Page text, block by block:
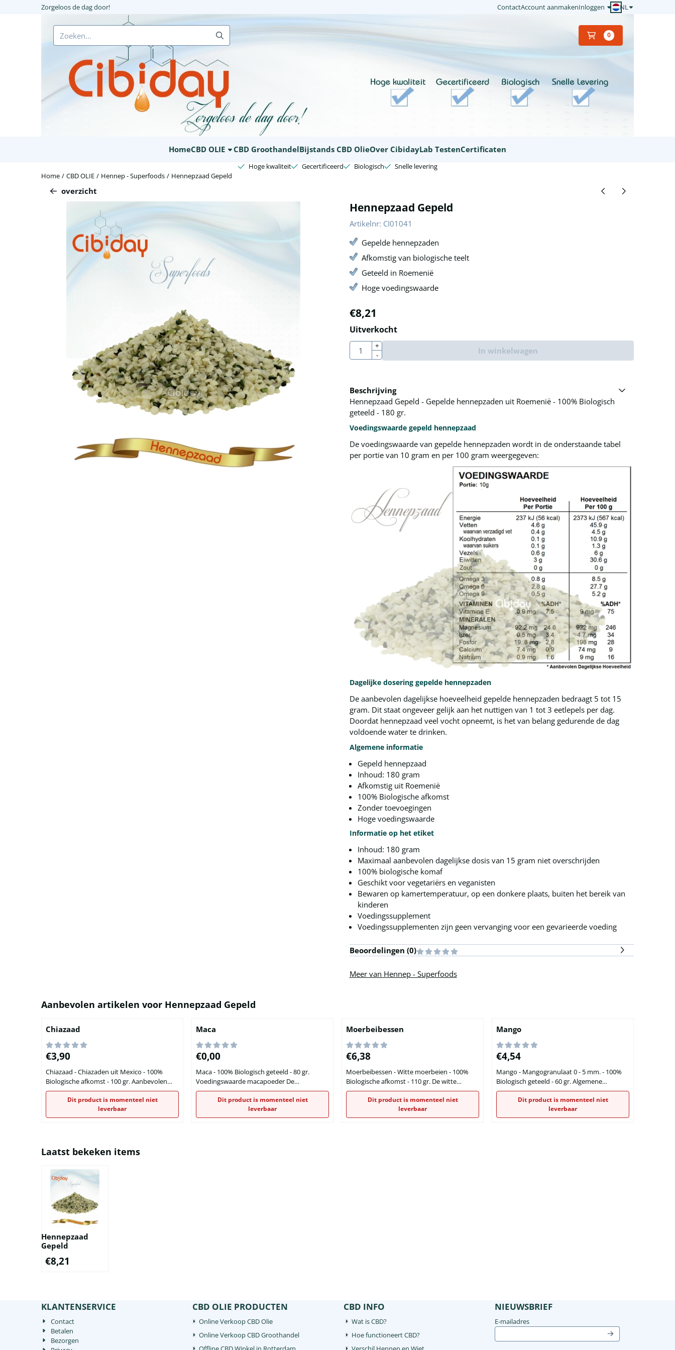
Cookievoorkeuren zijn beschikbaar. Kies instellingen of sta alle cookies toe.
Zorgeloos de dag door! ContactAccount aanmakenInloggen NL
Zoeken 0
HomeCBD OLIE CBD GroothandelBijstands CBD OlieOver CibidayLab TestenCertificaten
Hoge kwaliteit Gecertificeerd Biologisch
Snelle levering
Home / CBD OLIE / Hennep - Superfoods / Hennepzaad Gepeld
overzicht
Hennepzaad Gepeld
Artikelnr: CI01041
Gepelde hennepzaden
Afkomstig van biologische teelt
Geteeld in Roemenië
Hoge voedingswaarde
€8,21
Uitverkocht
Aantal
+
-
In winkelwagen
Beschrijving
Hennepzaad Gepeld - Gepelde hennepzaden uit Roemenië - 100% Biologisch
geteeld - 180 gr.
Voedingswaarde gepeld hennepzaad
De voedingswaarde van gepelde hennepzaden wordt in de onderstaande tabel
per portie van 10 gram en per 100 gram weergegeven:
Dagelijke dosering gepelde hennepzaden
De aanbevolen dagelijkse hoeveelheid gepelde hennepzaden bedraagt 5 tot 15
gram. Dit staat ongeveer gelijk aan het nuttigen van 1 tot 3 eetlepels per dag.
Doordat hennepzaad veel vocht opneemt, is het van belang gedurende de dag
voldoende water te drinken.
Algemene informatie
Gepeld hennepzaad
Inhoud: 180 gram
Afkomstig uit Roemenië
100% Biologische afkomst
Zonder toevoegingen
Hoge voedingswaarde
Informatie op het etiket
Inhoud: 180 gram
Maximaal aanbevolen dagelijkse dosis van 15 gram niet overschrijden
100% biologische komaf
Geschikt voor vegetariërs en veganisten
Bewaren op kamertemperatuur, op een donkere plaats, buiten het bereik van
kinderen
Voedingssupplement
Voedingssupplementen zijn geen vervanging voor een gevarieerde voeding
Beoordelingen (0)
Meer van Hennep - Superfoods
Aanbevolen artikelen voor Hennepzaad Gepeld
Chiazaad
Prijs: 3,90
€3,90
Chiazaad - Chiazaden uit Mexico - 100%
Biologische afkomst - 100 gr. Aanbevolen
hoeveelheid per dag Aanbevolen wordt om
per dag 5 tot 15 gram chiazaad te nuttigen.
Dit komt ongeveer overeen met 1 tot 3
eetlepels per dag. Algemene gegevens
Dit product is momenteel niet
leverbaar
Maca
Prijs: 0,00
€0,00
Maca - 100% Biologisch geteeld - 80 gr.
Voedingswaarde macapoeder De
voedingswaarde van maca wordt per portie
van 10 gram (1 eetlepel) en per 100 gram in
onderstaande tabel weergegeven:
Aanbevolen hoeveelheid per dag Per dag
Dit product is momenteel niet
leverbaar
Moerbeibessen
Prijs: 6,38
€6,38
Moerbeibessen - Witte moerbeien - 100%
Biologische afkomst - 110 gr. De witte
moerbei (Morus alba) is een geslacht dat tot
de bladverliezende bomen uit de
moerbeifamilie (Moraceae) behoort. De
witte kleur heeft geen betrekking op de
Dit product is momenteel niet
leverbaar
Mango
Prijs: 4,54
€4,54
Mango - Mangogranulaat 0 - 5 mm. - 100%
Biologisch geteeld - 60 gr. Algemene
gegevens Mango Granulaat Stukjes Mango (
0 - 5 mm) Inhoud: 60 gram 100% Biologische
het etiket Inhoud: 60 gram mango granulaat
Dit product is momenteel niet
leverbaar
Laatst bekeken items
Hennepzaad
Gepeld
€8,21
KLANTENSERVICE
Contact
Betalen
Bezorgen
CBD OLIE PRODUCTEN
Online Verkoop CBD Olie
Online Verkoop CBD Groothandel
CBD INFO
Wat is CBD?
Hoe functioneert CBD?
NIEUWSBRIEF
E-mailadresVul je e-mailadres in voor de nieuwsbrief